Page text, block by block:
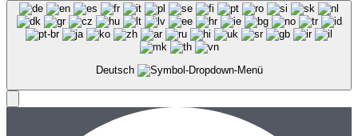
Deutsch